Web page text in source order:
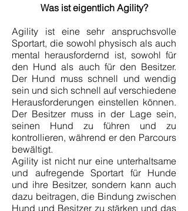
Was ist eigentlich Agility?
Agility ist eine sehr anspruchsvolle
Sportart, die sowohl physisch als auch
mental herausfordernd ist, sowohl für
den Hund als auch für den Besitzer.
Der Hund muss schnell und wendig
sein und sich schnell auf verschiedene
Herausforderungen einstellen können.
Der Besitzer muss in der Lage sein,
seinen Hund zu führen und zu
kontrollieren, während er den Parcours
bewältigt.
Agility ist nicht nur eine unterhaltsame
und aufregende Sportart für Hunde
und ihre Besitzer, sondern kann auch
dazu beitragen, die Bindung zwischen
Hund und Besitzer zu stärken und das